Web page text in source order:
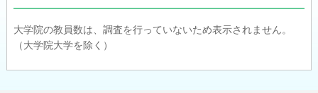
大学院の教員数は、調査を行っていないため表示されません。
（大学院大学を除く）